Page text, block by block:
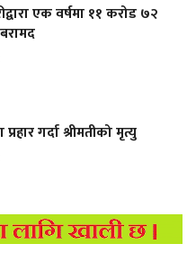
एक वर्षमा ११ करोड ७२
गर्दा श्रीमतीको मृत्यु